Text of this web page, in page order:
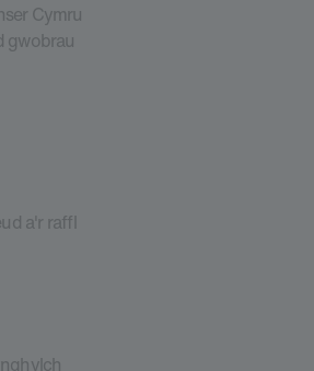
Cymru
gwobrau
a'r raffl